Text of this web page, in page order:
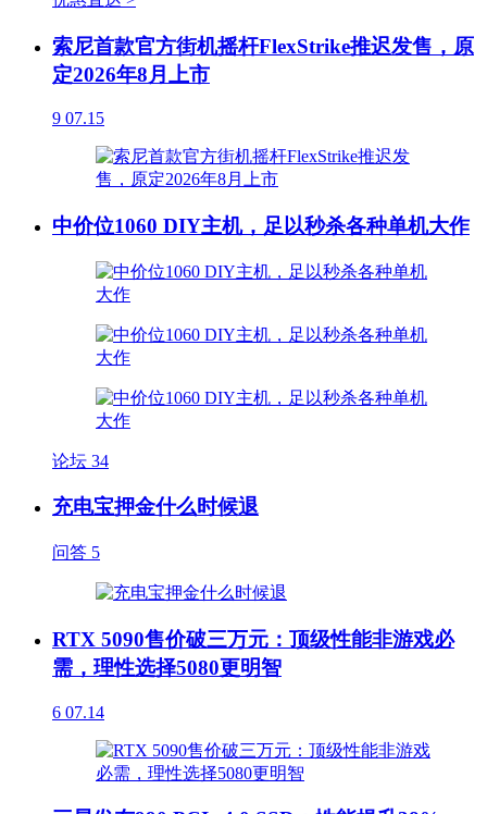
索尼首款官方街机摇杆FlexStrike推迟发售，原
定2026年8月上市
9 07.15
中价位1060 DIY主机，足以秒杀各种单机大作
论坛 34
充电宝押金什么时候退
问答 5
RTX 5090售价破三万元：顶级性能非游戏必
需，理性选择5080更明智
6 07.14